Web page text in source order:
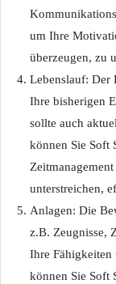
um Ihre
überzeugen, zu
Lebenslauf: Der
Ihre bisherigen
sollte auch
können Sie Soft
unterstreichen,
Anlagen: Die
z.B. Zeugnisse,
Ihre
können Sie Soft